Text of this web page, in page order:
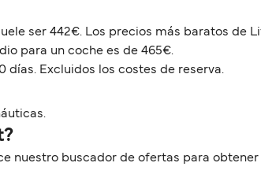
ser 442€. Los precios más baratos de
para un coche es de 465€.
días. Excluidos los costes de reserva.
nuestro buscador de ofertas para